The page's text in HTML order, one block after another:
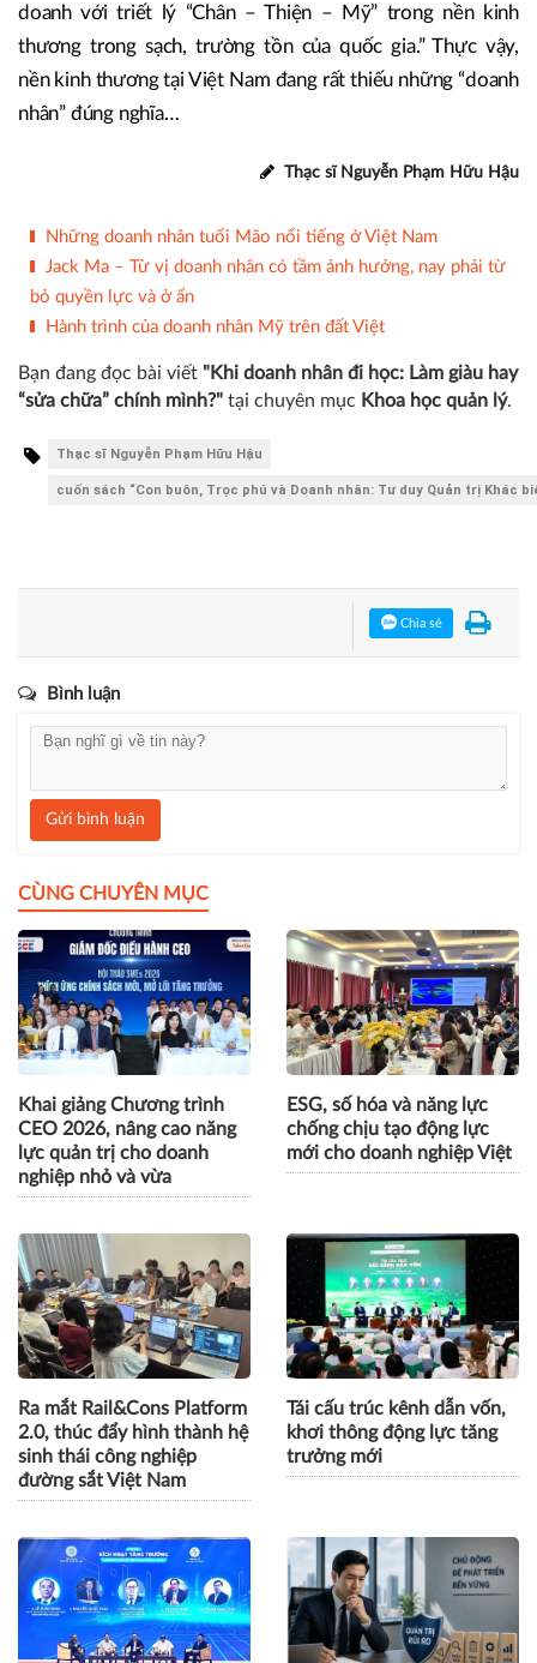
doanh với triết lý “Chân – Thiện – Mỹ” trong nền kinh
thương trong sạch, trường tồn của quốc gia.” Thực vậy,
nền kinh thương tại Việt Nam đang rất thiếu những “doanh
nhân” đúng nghĩa…
Thạc sĩ Nguyễn Phạm Hữu Hậu
Những doanh nhân tuổi Mão nổi tiếng ở Việt Nam
Jack Ma – Từ vị doanh nhân có tầm ảnh hưởng, nay phải từ
bỏ quyền lực và ở ẩn
Hành trình của doanh nhân Mỹ trên đất Việt
Bạn đang đọc bài viết "Khi doanh nhân đi học: Làm giàu hay
“sửa chữa” chính mình?" tại chuyên mục Khoa học quản lý.
Thạc sĩ Nguyễn Phạm Hữu Hậu
cuốn sách “Con buôn, Trọc phú và Doanh nhân: Tư duy Quản trị Khác
Chia sẻ
Bình luận
Gửi bình luận
CÙNG CHUYÊN MỤC
Khai giảng Chương trình
CEO 2026, nâng cao năng
lực quản trị cho doanh
nghiệp nhỏ và vừa
ESG, số hóa và năng lực
chống chịu tạo động lực
mới cho doanh nghiệp Việt
Ra mắt Rail&Cons Platform
2.0, thúc đẩy hình thành hệ
sinh thái công nghiệp
đường sắt Việt Nam
Tái cấu trúc kênh dẫn vốn,
khơi thông động lực tăng
trưởng mới